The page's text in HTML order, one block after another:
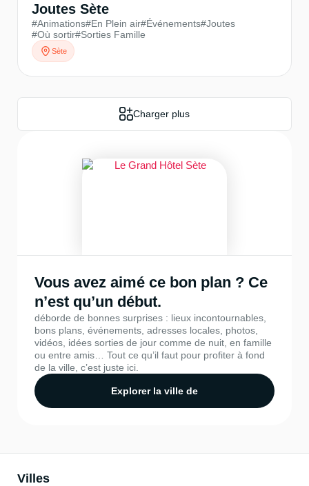
Joutes Sète
#Animations#En Plein air#Événements#Joutes
#Où sortir#Sorties Famille
Sète
Charger plus
Vous avez aimé ce bon plan ? Ce
n’est qu’un début.
déborde de bonnes surprises : lieux incontournables,
bons plans, événements, adresses locales, photos,
vidéos, idées sorties de jour comme de nuit, en famille
ou entre amis… Tout ce qu’il faut pour profiter à fond
de la ville, c’est juste ici.
Explorer la ville de
Villes